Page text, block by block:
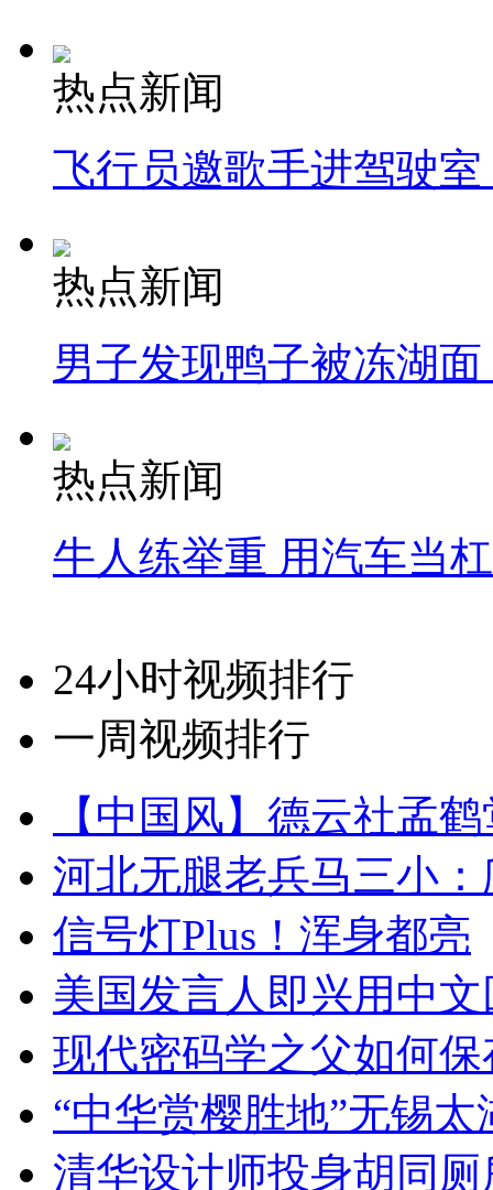
热点新闻
飞行员邀歌手进驾驶
热点新闻
男子发现鸭子被冻湖
热点新闻
牛人练举重 用汽车当
24小时视频排行
一周视频排行
【中国风】德云社孟
河北无腿老兵马三小
信号灯Plus！浑身都亮
美国发言人即兴用中
现代密码学之父如何
“中华赏樱胜地”无锡
清华设计师投身胡同